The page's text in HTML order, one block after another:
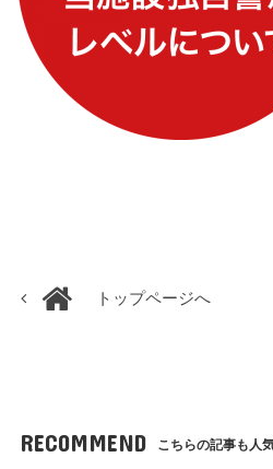
トップページへ
RECOMMEND こちらの記事も人気